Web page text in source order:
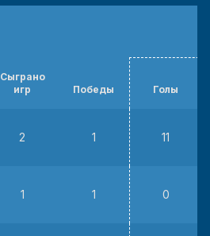
Сыграно
игр
Победы Голы
2 1 11
1 1 0